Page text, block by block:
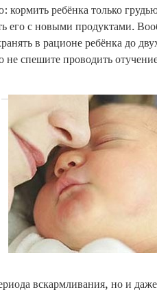
кормить ребёнка только
его с новыми продуктами.
в рационе ребёнка до
спешите проводить
вскармливания, но и